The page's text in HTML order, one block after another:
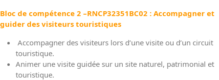
Bloc de compétence 2 –RNCP32351BC02 : Accompagner et
guider des visiteurs touristiques
Accompagner des visiteurs lors d’une visite ou d’un circuit
touristique.
Animer une visite guidée sur un site naturel, patrimonial et
touristique.